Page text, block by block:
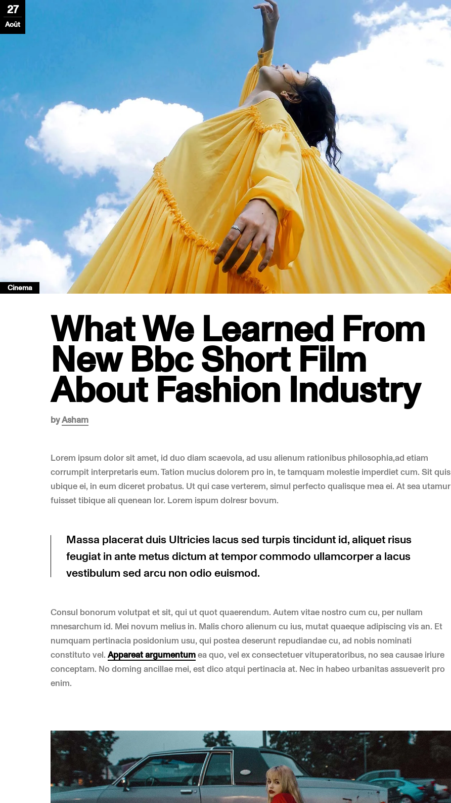
27
Août
Cinema
What We Learned From
New Bbc Short Film
About Fashion Industry
byAsham
Lorem ipsum dolor sit amet, id duo diam scaevola, ad usu alienum rationibus philosophia,ad etiam
corrumpit interpretaris eum. Tation mucius dolorem pro in, te tamquam molestie imperdiet cum. Sit quis
ubique ei, in eum diceret probatus. Ut qui case verterem, simul perfecto qualisque mea ei. At sea utamur
fuisset tibique ali quenean lor. Lorem ispum dolresr bovum.
Massa placerat duis Ultricies lacus sed turpis tincidunt id, aliquet risus
feugiat in ante metus dictum at tempor commodo ullamcorper a lacus
vestibulum sed arcu non odio euismod.
Consul bonorum volutpat et sit, qui ut quot quaerendum. Autem vitae nostro cum cu, per nullam
mnesarchum id. Mei novum melius in. Malis choro alienum cu ius, mutat quaeque adipiscing vis an. Et
numquam pertinacia posidonium usu, qui postea deserunt repudiandae cu, ad nobis nominati
constituto vel. Appareat argumentumea quo, vel ex consectetuer vituperatoribus, no sea causae iriure
conceptam. No doming ancillae mei, est dico atqui pertinacia at. Nec in habeo urbanitas assueverit pro
enim.